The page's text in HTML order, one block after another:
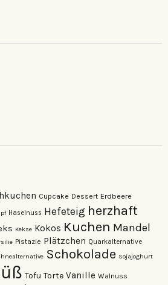
Cupcake Dessert Erdbeere
Haselnuss Hefeteig herzhaft
Kekse Kokos Kuchen Mandel
Pistazie Plätzchen Quarkalternative
Schokolade Sojajoghurt
Tofu Torte Vanille Walnuss